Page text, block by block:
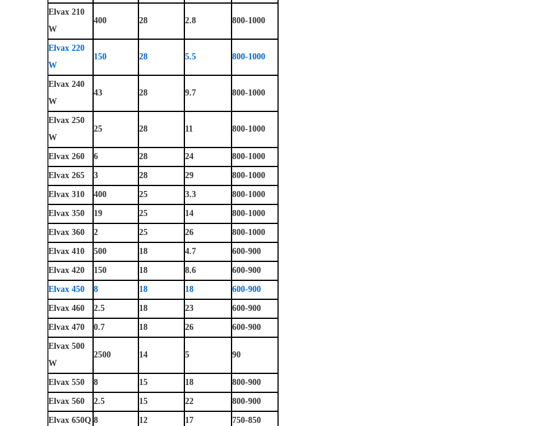
Elvax 210
W
400 28 2.8 800-1000
Elvax 220
W
150 28 5.5 800-1000
Elvax 240
W
43 28 9.7 800-1000
Elvax 250
W
25 28 11 800-1000
Elvax 260 6 28 24 800-1000
Elvax 265 3 28 29 800-1000
Elvax 310 400 25 3.3 800-1000
Elvax 350 19 25 14 800-1000
Elvax 360 2 25 26 800-1000
Elvax 410 500 18 4.7 600-900
Elvax 420 150 18 8.6 600-900
Elvax 450 8 18 18 600-900
Elvax 460 2.5 18 23 600-900
Elvax 470 0.7 18 26 600-900
Elvax 500
W
2500 14 5 90
Elvax 550 8 15 18 800-900
Elvax 560 2.5 15 22 800-900
Elvax 650Q 8 12 17 750-850